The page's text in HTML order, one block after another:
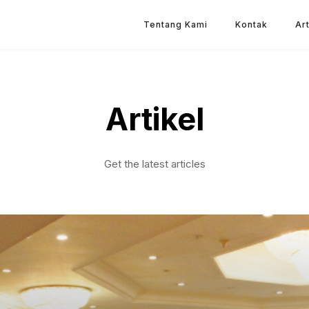
Tentang Kami Kontak
Artikel
Get the latest articles